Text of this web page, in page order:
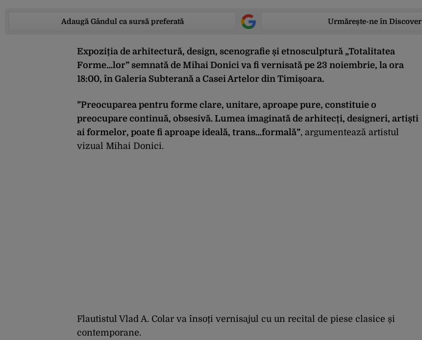
Adaugă Gândul ca sursă preferată Urmărește-ne în Discover
Expoziția de arhitectură, design, scenografie și etnosculptură „Totalitatea
Forme…lor” semnată de Mihai Donici va fi vernisată pe 23 noiembrie, la ora
18:00, în Galeria Subterană a Casei Artelor din Timișoara.
”Preocuparea pentru forme clare, unitare, aproape pure, constituie o
preocupare continuă, obsesivă. Lumea imaginată de arhitecți, designeri, artiști
ai formelor, poate fi aproape ideală, trans…formală”, argumentează artistul
vizual Mihai Donici.
Flautistul Vlad A. Colar va însoți vernisajul cu un recital de piese clasice și
contemporane.